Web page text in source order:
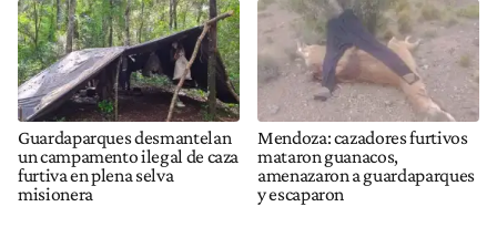
Guardaparques desmantelan
un campamento ilegal de caza
furtiva en plena selva
misionera
Mendoza: cazadores furtivos
mataron guanacos,
amenazaron a guardaparques
y escaparon